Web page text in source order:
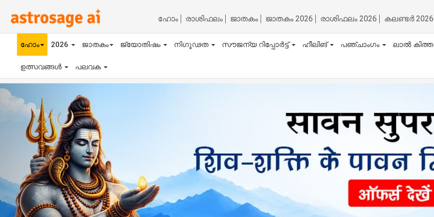
ഹോം രാശിഫലം ജാതകം ജാതകം 2026 രാശിഫലം 2026 കലണ്ടർ 2026
ഹോം 2026 ജാതകം ജ്യോതിഷം നിഗൂഢത സൗജന്യ റിപ്പോർട്ട് ഹീലിങ് പഞ്ചാംഗം ലാൽ
ഉത്സവങ്ങൾ പലവക
Previous